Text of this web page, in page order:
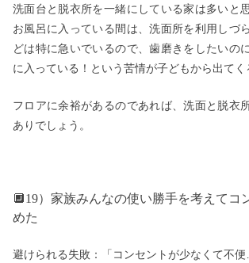
洗面台と脱衣所を一緒にしている家は多いと
お風呂に入っている間は、洗面所を利用しづ
どは特に急いでいるので、歯磨きをしたいの
に入っている！という苦情が子どもから出てく
フロアに余裕があるのであれば、洗面と脱衣
ありでしょう。
🔲19）家族みんなの使い勝手を考えてコ
めた
避けられる失敗：「コンセントが少なくて不便